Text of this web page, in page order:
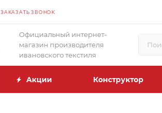
ЗАКАЗАТЬ ЗВОНОК
Официальный интернет-
магазин производителя
ивановского текстиля
Акции Конструктор